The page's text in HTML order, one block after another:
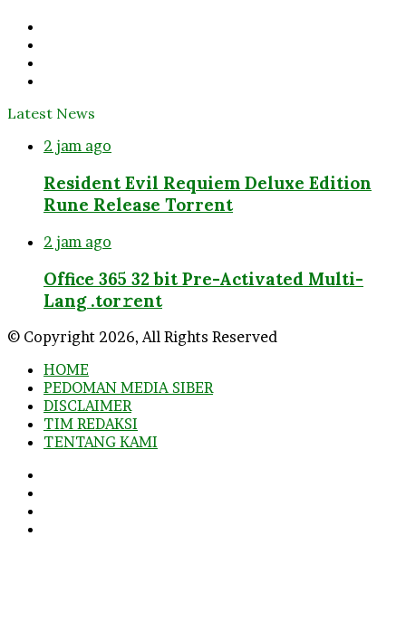
Latest News
2 jam ago
Resident Evil Requiem Deluxe Edition
Rune Release Torrent
2 jam ago
Office 365 32 bit Pre-Activated Multi-
Lang .tоr𝚛еnt
© Copyright 2026, All Rights Reserved
HOME
PEDOMAN MEDIA SIBER
DISCLAIMER
TIM REDAKSI
TENTANG KAMI